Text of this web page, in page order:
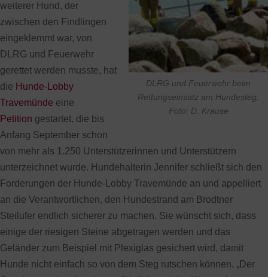
DLRG und Feuerwehr beim
Rettungseinsatz am Hundesteg.
Foto: D. Krause
weiterer Hund, der
zwischen den Findlingen
eingeklemmt war, von
DLRG und Feuerwehr
gerettet werden musste, hat
die Hunde-Lobby
Travemünde eine
Petition gestartet, die bis
Anfang September schon
von mehr als 1.250 Unterstützerinnen und Unterstützern
unterzeichnet wurde. Hundehalterin Jennifer schließt sich den
Forderungen der Hunde-Lobby Travemünde an und appelliert
an die Verantwortlichen, den Hundestrand am Brodtner
Steilufer endlich sicherer zu machen. Sie wünscht sich, dass
einige der riesigen Steine abgetragen werden und das
Geländer zum Beispiel mit Plexiglas gesichert wird, damit
Hunde nicht einfach so von dem Steg rutschen können. „Der